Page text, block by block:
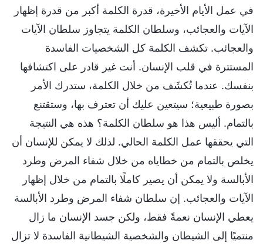
في عمل الأيام الأخيرة، قدرة الكلمة أكبر من قدرة إظهار
الآيات والعجائب، وسلطان الكلمة يتجاوز سلطان الآيات
والعجائب. تكشف الكلمة كل الشخصيات الفاسدة
المستترة في قلب الإنسان. أنت غير قادر على اكتشافها
بنفسك. عندما تُكشَف من خلال الكلمة، ستدرك الأمر
بصورة طبيعية؛ سيتعين عليك أن تعترف بها، وستقتنع
بالتمام. أليس هذا هو سلطان الكلمة؟ هذه هي النتيجة
التي يحققها عمل الكلمة الحالي. لذلك لا يمكن للإنسان أن
يخلص بالتمام من خطاياه من خلال شفاء المرض وطرد
الأبالسة ولا يمكن أن يصير كاملًا بالتمام من خلال إظهار
الآيات والعجائب. إن سلطان شفاء المرض وطرد الأبالسة
يعطي الإنسان نعمةً فقط، ولكن جسد الإنسان ما زال
منتميًا إلى الشيطان والشخصية الشيطانية الفاسدة لا تزال